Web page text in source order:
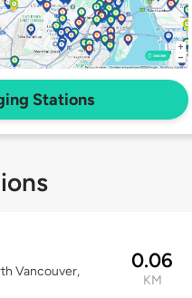
Stations
Vancouver,
0.06
KM